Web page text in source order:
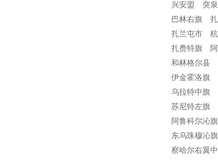
兴安盟 突
巴林右旗
扎兰屯市
扎赉特旗
和林格尔县
伊金霍洛旗
乌拉特中旗
苏尼特左旗
阿鲁科尔沁
东乌珠穆沁
察哈尔右翼